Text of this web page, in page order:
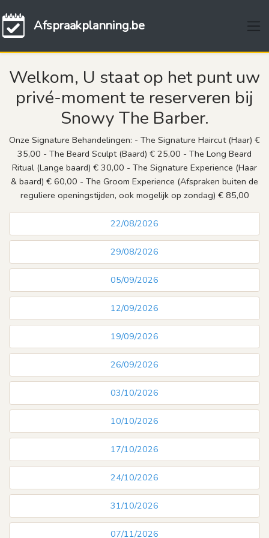
Afspraakplanning.be
Welkom, U staat op het punt uw
privé-moment te reserveren bij
Snowy The Barber.
Onze Signature Behandelingen: - The Signature Haircut (Haar) €
35,00 - The Beard Sculpt (Baard) € 25,00 - The Long Beard
Ritual (Lange baard) € 30,00 - The Signature Experience (Haar
& baard) € 60,00 - The Groom Experience (Afspraken buiten de
reguliere openingstijden, ook mogelijk op zondag) € 85,00
22/08/2026
29/08/2026
05/09/2026
12/09/2026
19/09/2026
26/09/2026
03/10/2026
10/10/2026
17/10/2026
24/10/2026
31/10/2026
07/11/2026